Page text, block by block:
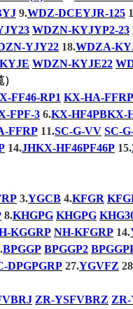
9.WDZ-DCEYJR-125
WDZN-KYJYP2-23
YJY22 18.WDZA-
WDZN-KYJE22
FF46-RP1 KX-HA-FFRP
FPF-3 6.KX-HF4PBKX-
FFRP 11.SC-G-VV SC-
14.JHKX-HF46PF46P 15.
3.YGCB 4.KFGR
8.KHGPG KHGPG
KGGRP NH-KFGRP 14.
BPGGP BPGGP2
DPGPGRP 27.YGVFZ
ZR-YSFVBRZ